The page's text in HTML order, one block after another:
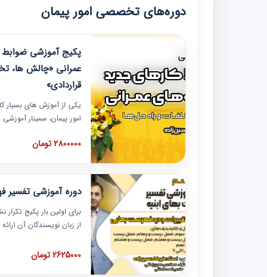
دوره‌های تخصصی امور پیمان
پکیج آموزشی ضوابط
عمرانی «چالش ها،
قراردادی»
یکی از آموزش‏‏‏‏‏‏ های بسیار
امور پیمان، سمینار
عمرانی» چالش ها،
در محل سندیکای شرکت
به همراه تجربیات عملی
2800000 تومان
دوره آموزشی
برای اولین بار پکیج
از زبان نویسندگان آن
تصویری بوده و به همراه
فهرست بها ارائه شده
2625000 تومان